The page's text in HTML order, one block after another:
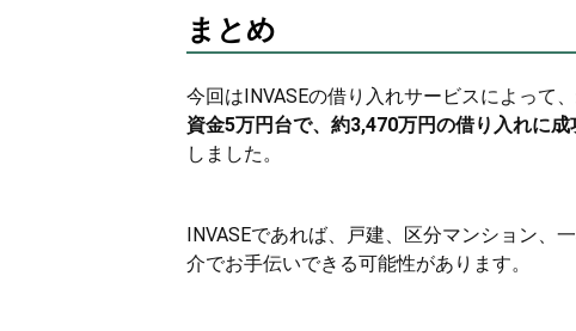
まとめ
今回はINVASEの借り入れサービスによって、
資金5万円台で、約3,470万円の借り入れに
しました。
INVASEであれば、戸建、区分マンション、
介でお手伝いできる可能性があります。